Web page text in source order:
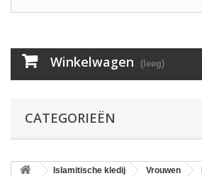
Winkelwagen (leeg)
CATEGORIEËN
Islamitische kledij Vrouwen